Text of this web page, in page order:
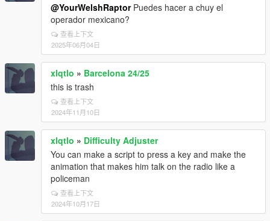
@YourWelshRaptorPuedes hacer a chuy el
operador mexicano?
查看上下文
2025年06月04日
xlqtlo » Barcelona 24/25
this is trash
查看上下文
2024年11月10日
xlqtlo » Difficulty Adjuster
You can make a script to press a key and make the
animation that makes him talk on the radio like a
policeman
查看上下文
2024年10月17日